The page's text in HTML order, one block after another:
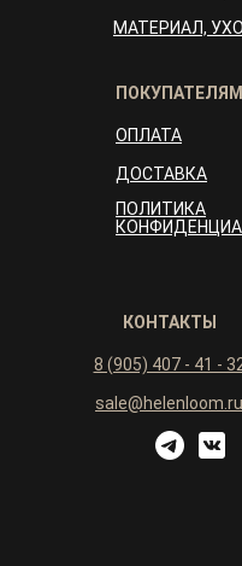
ПОКУПАТЕЛЯМ
ОПЛАТА
ДОСТАВКА
ПОЛИТИКА
КОНТАКТЫ
8 (905) 407 - 41 -
sale@helenloom.ru
МАТЕРИАЛ,